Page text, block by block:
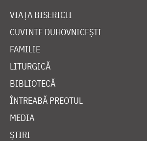
VIAȚA BISERICII
CUVINTE DUHOVNICEȘTI
FAMILIE
LITURGICĂ
BIBLIOTECĂ
ÎNTREABĂ PREOTUL
MEDIA
ȘTIRI